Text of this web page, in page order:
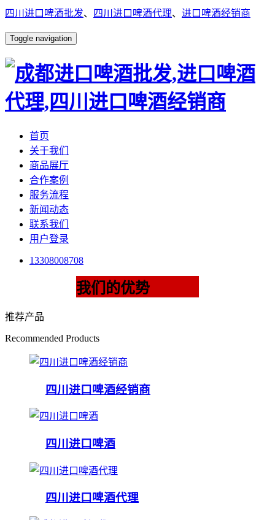
四川进口啤酒批发、 四川进口啤酒代理、 进口啤酒经销商
Toggle navigation
首页
关于我们
商品展厅
合作案例
服务流程
新闻动态
联系我们
用户登录
13308008708
我们的优势
推荐产品
Recommended Products
四川进口啤酒经销商
四川进口啤酒
四川进口啤酒代理